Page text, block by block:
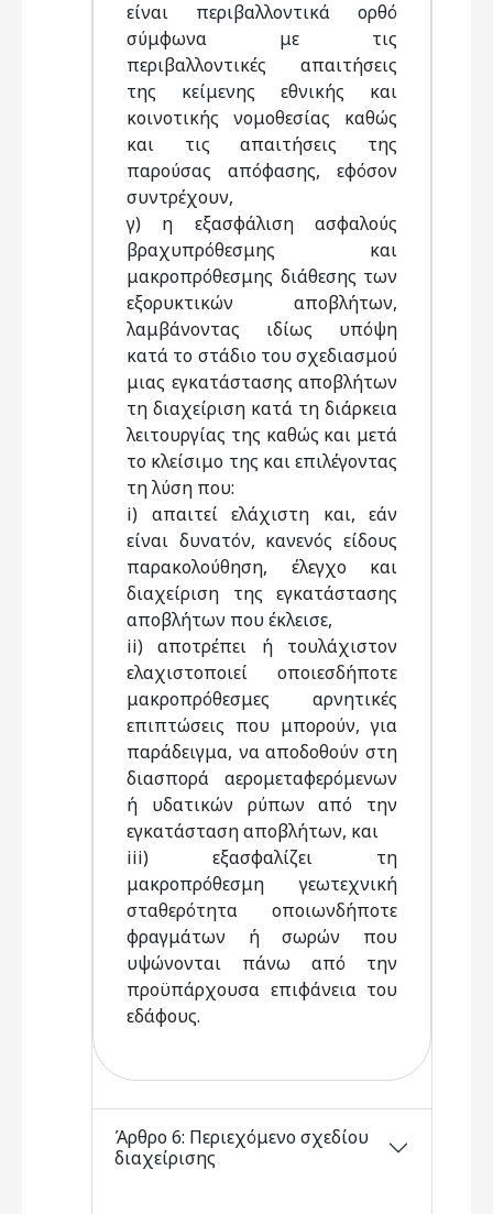
είναι περιβαλλοντικά ορθό
σύμφωνα με τις
περιβαλλοντικές απαιτήσεις
της κείμενης εθνικής και
κοινοτικής νομοθεσίας καθώς
και τις απαιτήσεις της
παρούσας απόφασης, εφόσον
συντρέχουν,
γ) η εξασφάλιση ασφαλούς
βραχυπρόθεσμης και
μακροπρόθεσμης διάθεσης των
εξορυκτικών αποβλήτων,
λαμβάνοντας ιδίως υπόψη
κατά το στάδιο του σχεδιασμού
μιας εγκατάστασης αποβλήτων
τη διαχείριση κατά τη διάρκεια
λειτουργίας της καθώς και μετά
το κλείσιμο της και επιλέγοντας
τη λύση που:
i) απαιτεί ελάχιστη και, εάν
είναι δυνατόν, κανενός είδους
παρακολούθηση, έλεγχο και
διαχείριση της εγκατάστασης
αποβλήτων που έκλεισε,
ii) αποτρέπει ή τουλάχιστον
ελαχιστοποιεί οποιεσδήποτε
μακροπρόθεσμες αρνητικές
επιπτώσεις που μπορούν, για
παράδειγμα, να αποδοθούν στη
διασπορά αερομεταφερόμενων
ή υδατικών ρύπων από την
εγκατάσταση αποβλήτων, και
iii) εξασφαλίζει τη
μακροπρόθεσμη γεωτεχνική
σταθερότητα οποιωνδήποτε
φραγμάτων ή σωρών που
υψώνονται πάνω από την
προϋπάρχουσα επιφάνεια του
εδάφους.
Άρθρο 6: Περιεχόμενο σχεδίου
διαχείρισης